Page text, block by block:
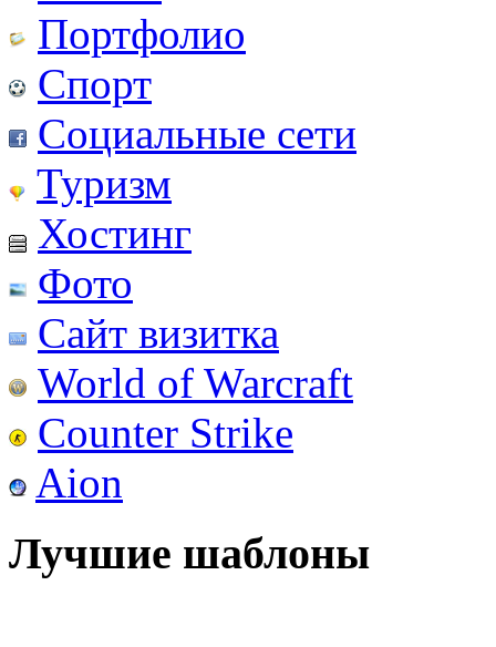
Портфолио
Спорт
Социальные сети
Туризм
Хостинг
Фото
Сайт визитка
World of Warcraft
Counter Strike
Aion
Лучшие шаблоны